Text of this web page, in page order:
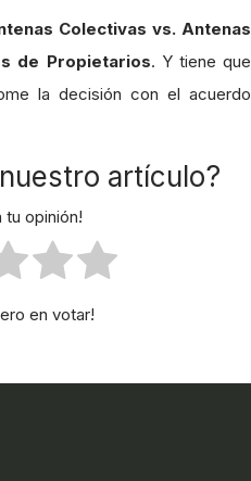
Colectivas vs. Antenas
de Propietarios. Y tiene que
la decisión con el acuerdo
artículo?
tu opinión!
en votar!